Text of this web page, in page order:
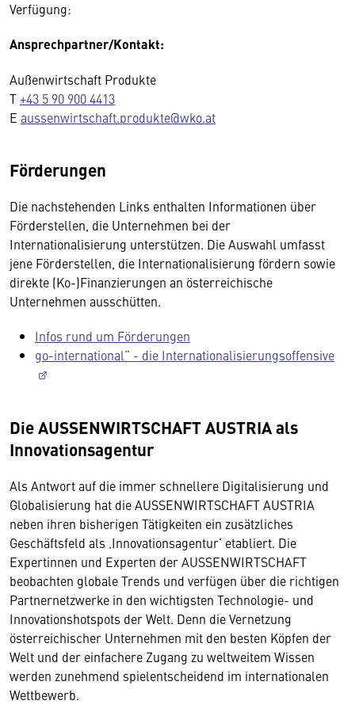
Verfügung:
Ansprechpartner/Kontakt:
Außenwirtschaft Produkte
T+43 5 90 900 4413
E aussenwirtschaft.produkte@wko.at
Förderungen
Die nachstehenden Links enthalten Informationen über
Förderstellen, die Unternehmen bei der
Internationalisierung unterstützen. Die Auswahl umfasst
jene Förderstellen, die Internationalisierung fördern sowie
direkte (Ko-)Finanzierungen an österreichische
Unternehmen ausschütten.
Infos rund um Förderungen
go-international“ - die Internationalisierungsoffensive
Die AUSSENWIRTSCHAFT AUSTRIA als
Innovationsagentur
Als Antwort auf die immer schnellere Digitalisierung und
Globalisierung hat die AUSSENWIRTSCHAFT AUSTRIA
neben ihren bisherigen Tätigkeiten ein zusätzliches
Geschäftsfeld als ‚Innovationsagentur‘ etabliert. Die
Expertinnen und Experten der AUSSENWIRTSCHAFT
beobachten globale Trends und verfügen über die richtigen
Partnernetzwerke in den wichtigsten Technologie- und
Innovationshotspots der Welt. Denn die Vernetzung
österreichischer Unternehmen mit den besten Köpfen der
Welt und der einfachere Zugang zu weltweitem Wissen
werden zunehmend spielentscheidend im internationalen
Wettbewerb.